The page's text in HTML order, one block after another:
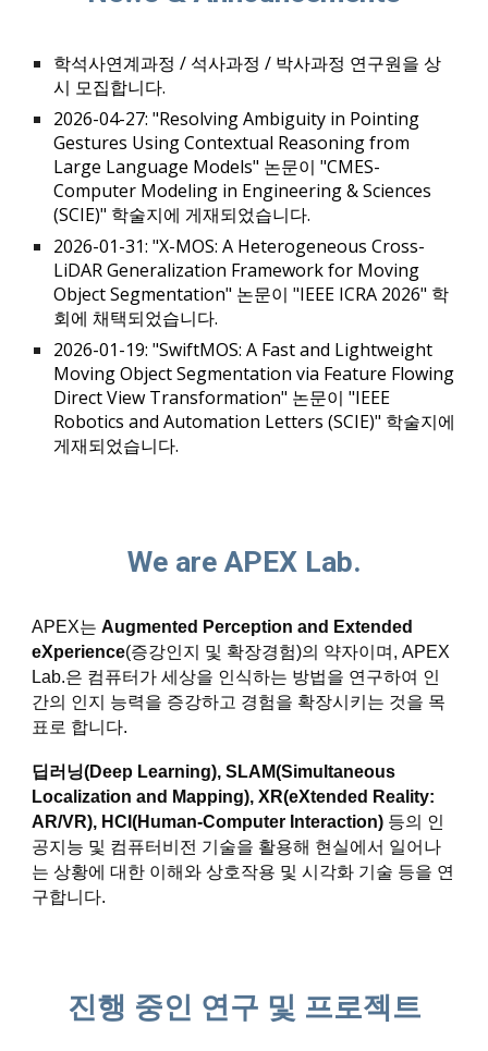
학석사연계과정 / 석사과정 / 박사과정 연구원을 상
시 모집합니다.
2026-04-27: "Resolving Ambiguity in Pointing
Gestures Using Contextual Reasoning from
Large Language Models" 논문이 "CMES-
Computer Modeling in Engineering & Sciences
(SCIE)" 학술지에 게재되었습니다.
2026-01-31: "X-MOS: A Heterogeneous Cross-
LiDAR Generalization Framework for Moving
Object Segmentation" 논문이 "IEEE ICRA 2026" 학
회에 채택되었습니다.
2026-01-19: "SwiftMOS: A Fast and Lightweight
Moving Object Segmentation via Feature Flowing
Direct View Transformation" 논문이 "IEEE
Robotics and Automation Letters (SCIE)" 학술지에
게재되었습니다.
We are APEX Lab.
APEX는Augmented Perception and Extended
eXperience(증강인지 및 확장경험)의 약자이며, APEX
Lab.은 컴퓨터가 세상을 인식하는 방법을 연구하여 인
간의 인지 능력을 증강하고 경험을 확장시키는 것을 목
표로 합니다.
딥러닝(Deep Learning), SLAM(Simultaneous
Localization and Mapping), XR(eXtended Reality:
AR/VR), HCI(Human-Computer Interaction) 등의 인
공지능 및 컴퓨터비전 기술을 활용해 현실에서 일어나
는 상황에 대한 이해와 상호작용 및 시각화 기술 등을 연
구합니다.
진행 중인 연구 및 프로젝트